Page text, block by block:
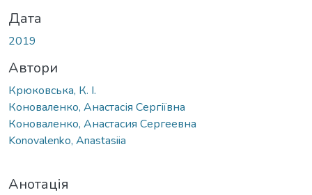
Дата
2019
Автори
Крюковська, К. І.
Коноваленко, Анастасія Сергіївна
Коноваленко, Анастасия Сергеевна
Konovalenko, Anastasiia
Анотація